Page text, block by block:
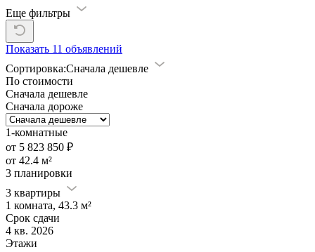
Еще фильтры
Показать 11 объявлений
Сортировка:Сначала дешевле
По стоимости
Сначала дешевле
Сначала дороже
1-комнатные
от 5 823 850 ₽
от 42.4 м²
3 планировки
3 квартиры
1 комната, 43.3 м²
Срок сдачи
4 кв. 2026
Этажи